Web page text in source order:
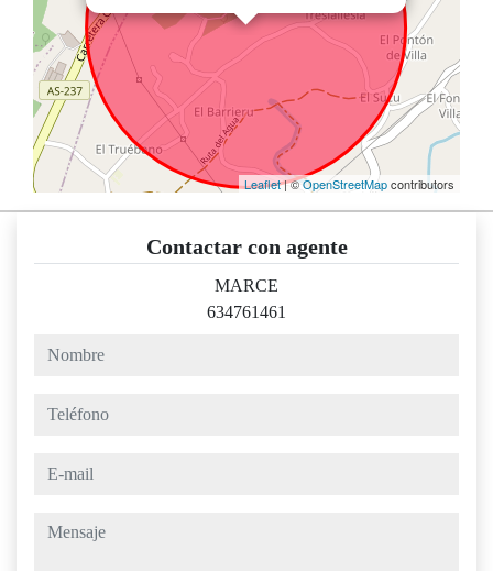
Leaflet| ©OpenStreetMapcontributors
Contactar con agente
MARCE
634761461
nombre
teléfono
e-mail
mensaje